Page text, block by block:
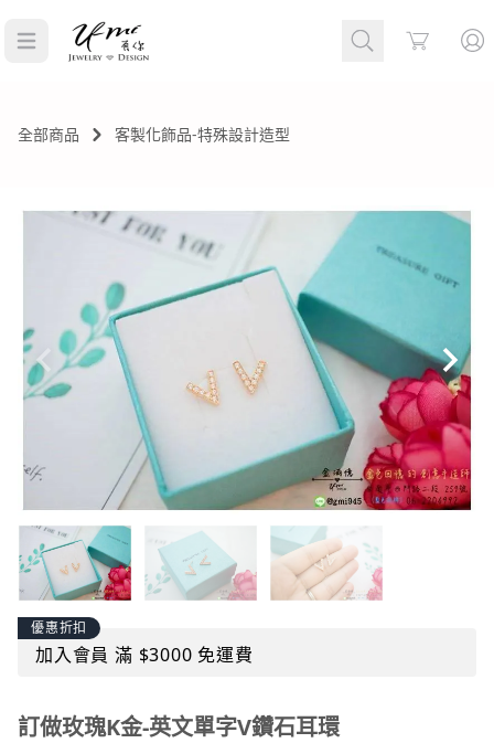
Cart
全部商品 客製化飾品-特殊設計造型
優惠折扣
加入會員 滿 $3000 免運費
訂做玫瑰K金-英文單字V鑽石耳環